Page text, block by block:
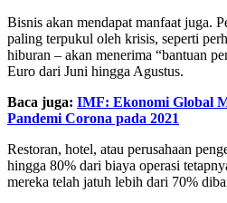
Bisnis akan mendapat manfaat juga.
paling terpukul oleh krisis, seperti
hiburan – akan menerima “bantuan
Euro dari Juni hingga Agustus.
Baca juga: IMF: Ekonomi Global
Pandemi Corona pada 2021
Restoran, hotel, atau perusahaan
hingga 80% dari biaya operasi
mereka telah jatuh lebih dari 70%